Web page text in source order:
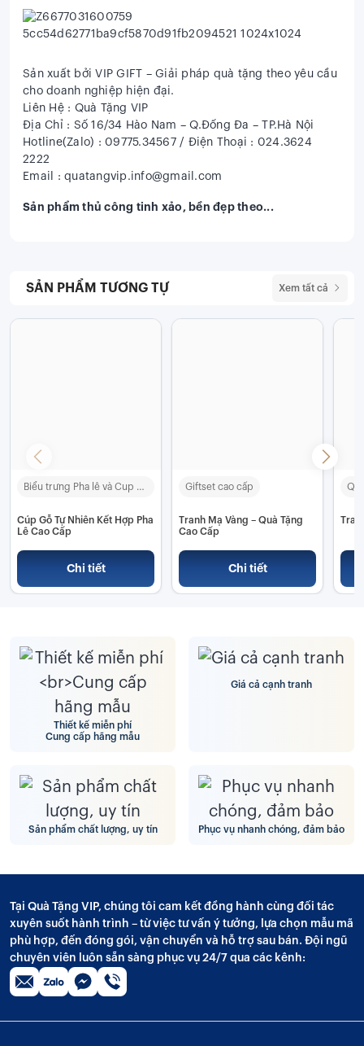
Sản xuất bởi VIP GIFT – Giải pháp quà tặng theo yêu cầu
cho doanh nghiệp hiện đại.
Liên Hệ : Quà Tặng VIP
Địa Chỉ : Số 16/34 Hào Nam – Q.Đống Đa – TP.Hà Nội
Hotline(Zalo) : 09775.34567 / Điện Thoại : 024.3624
2222
Email : quatangvip.info@gmail.com
Sản phẩm thủ công tinh xảo, bền đẹp theo...
SẢN PHẨM TƯƠNG TỰ Xem tất cả
Biểu trưng Pha lê và Cup Pha lê
Cúp Gỗ Tự Nhiên Kết Hợp Pha
Lê Cao Cấp
Chi tiết
Giftset cao cấp
Tranh Mạ Vàng – Quà Tặng
Cao Cấp
Chi tiết
Thiết kế miễn phí
Cung cấp hãng mẫu
Giá cả cạnh tranh
Sản phẩm chất lượng, uy tín Phục vụ nhanh chóng, đảm bảo
Tại Quà Tặng VIP, chúng tôi cam kết đồng hành cùng đối tác
xuyên suốt hành trình – từ việc tư vấn ý tưởng, lựa chọn mẫu mã
phù hợp, đến đóng gói, vận chuyển và hỗ trợ sau bán. Đội ngũ
chuyên viên luôn sẵn sàng phục vụ 24/7 qua các kênh: